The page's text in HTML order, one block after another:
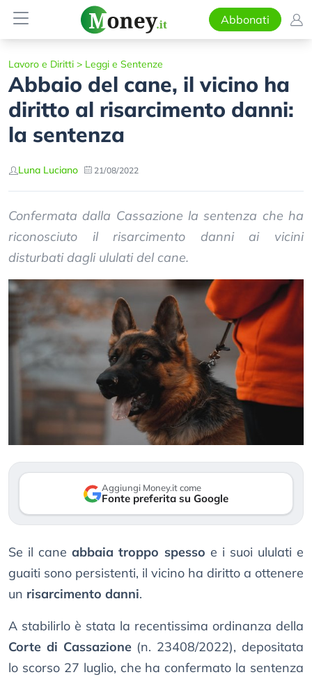
Abbonati
Lavoro e Diritti > Leggi e Sentenze
Abbaio del cane, il vicino ha
diritto al risarcimento danni:
la sentenza
Luna Luciano 21/08/2022
Confermata dalla Cassazione la sentenza che ha
riconosciuto il risarcimento danni ai vicini
disturbati dagli ululati del cane.
Aggiungi Money.it come
Fonte preferita su Google
Se il caneabbaia troppo spesso e i suoi ululati e
guaiti sono persistenti, il vicino ha diritto a ottenere
un risarcimento danni.
A stabilirlo è stata la recentissima ordinanza della
Corte di Cassazione(n. 23408/2022), depositata
lo scorso 27 luglio, che ha confermato la sentenza